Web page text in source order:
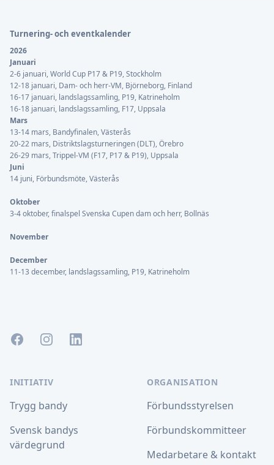
Turnering- och eventkalender
2026
Januari
2-6 januari, World Cup P17 & P19, Stockholm
12-18 januari, Dam- och herr-VM, Björneborg, Finland
16-17 januari, landslagssamling, P19, Katrineholm
16-18 januari, landslagssamling, F17, Uppsala
Mars
13-14 mars, Bandyfinalen, Västerås
20-22 mars, Distriktslagsturneringen (DLT), Örebro
26-29 mars, Trippel-VM (F17, P17 & P19), Uppsala
Juni
14 juni, Förbundsmöte, Västerås
Oktober
3-4 oktober, finalspel Svenska Cupen dam och herr, Bollnäs
November
December
11-13 december, landslagssamling, P19, Katrineholm
FacebookInstagramLinkedIn
INITIATIV
Trygg bandy
Svensk bandys
värdegrund
ORGANISATION
Förbundsstyrelsen
Förbundskommitteer
Medarbetare & kontakt